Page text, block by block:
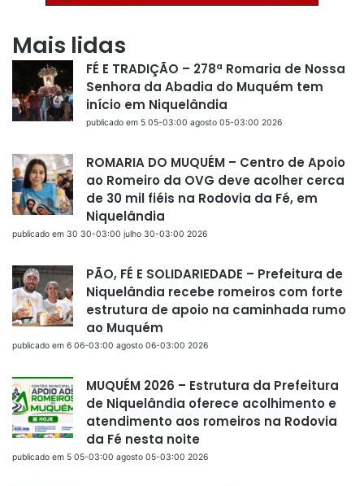
Mais lidas
FÉ E TRADIÇÃO – 278ª Romaria de Nossa
Senhora da Abadia do Muquém tem
início em Niquelândia
publicado em 5 05-03:00 agosto 05-03:00 2026
ROMARIA DO MUQUÉM – Centro de Apoio
ao Romeiro da OVG deve acolher cerca
de 30 mil fiéis na Rodovia da Fé, em
Niquelândia
publicado em 30 30-03:00 julho 30-03:00 2026
PÃO, FÉ E SOLIDARIEDADE – Prefeitura de
Niquelândia recebe romeiros com forte
estrutura de apoio na caminhada rumo
ao Muquém
publicado em 6 06-03:00 agosto 06-03:00 2026
MUQUÉM 2026 – Estrutura da Prefeitura
de Niquelândia oferece acolhimento e
atendimento aos romeiros na Rodovia
da Fé nesta noite
publicado em 5 05-03:00 agosto 05-03:00 2026